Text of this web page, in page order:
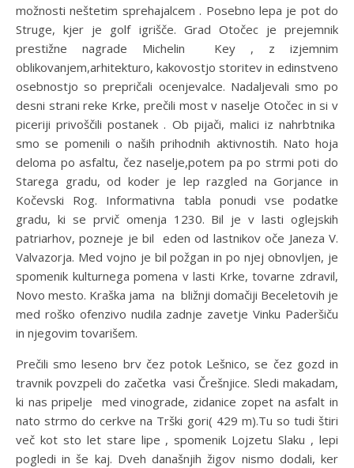
možnosti neštetim sprehajalcem . Posebno lepa je pot do
Struge, kjer je golf igrišče. Grad Otočec je prejemnik
prestižne nagrade Michelin Key , z izjemnim
oblikovanjem,arhitekturo, kakovostjo storitev in edinstveno
osebnostjo so prepričali ocenjevalce. Nadaljevali smo po
desni strani reke Krke, prečili most v naselje Otočec in si v
piceriji privoščili postanek . Ob pijači, malici iz nahrbtnika
smo se pomenili o naših prihodnih aktivnostih. Nato hoja
deloma po asfaltu, čez naselje,potem pa po strmi poti do
Starega gradu, od koder je lep razgled na Gorjance in
Kočevski Rog. Informativna tabla ponudi vse podatke
gradu, ki se prvič omenja 1230. Bil je v lasti oglejskih
patriarhov, pozneje je bil eden od lastnikov oče Janeza V.
Valvazorja. Med vojno je bil požgan in po njej obnovljen, je
spomenik kulturnega pomena v lasti Krke, tovarne zdravil,
Novo mesto. Kraška jama na bližnji domačiji Beceletovih je
med roško ofenzivo nudila zadnje zavetje Vinku Paderšiču
in njegovim tovarišem.
Prečili smo leseno brv čez potok Lešnico, se čez gozd in
travnik povzpeli do začetka vasi Črešnjice. Sledi makadam,
ki nas pripelje med vinograde, zidanice zopet na asfalt in
nato strmo do cerkve na Trški gori( 429 m).Tu so tudi štiri
več kot sto let stare lipe , spomenik Lojzetu Slaku , lepi
pogledi in še kaj. Dveh današnjih žigov nismo dodali, ker